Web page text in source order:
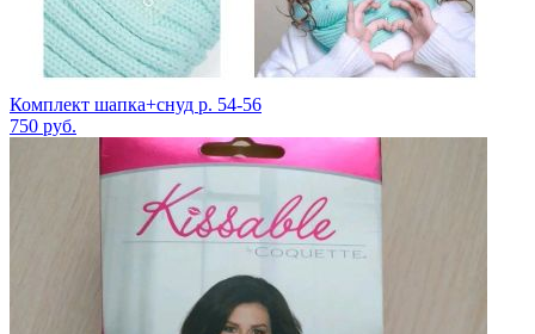
Комплект шапка+снуд р. 54-56
750 руб.